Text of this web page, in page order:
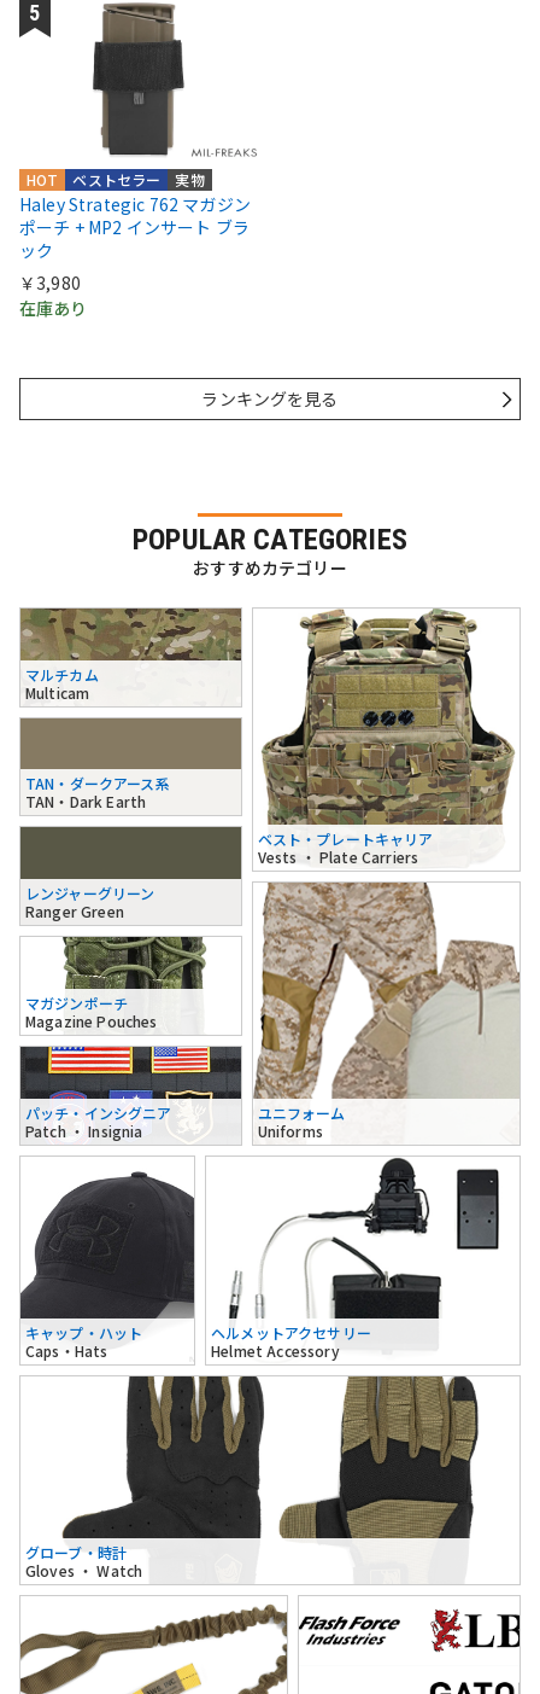
実物
ベストセラー
HOT
Haley Strategic 762 マガジン
ポーチ + MP2 インサート ブラ
ック
￥3,980
在庫あり
ランキングを見る
POPULAR CATEGORIES
おすすめカテゴリー
マルチカム
Multicam
TAN・ダークアース系
TAN・Dark Earth
レンジャーグリーン
Ranger Green
ベスト・プレートキャリア
Vests ・ Plate Carriers
マガジンポーチ
Magazine Pouches
パッチ・インシグニア
Patch ・ Insignia
ユニフォーム
Uniforms
キャップ・ハット
Caps・Hats
ヘルメットアクセサリー
Helmet Accessory
グローブ・時計
Gloves ・ Watch